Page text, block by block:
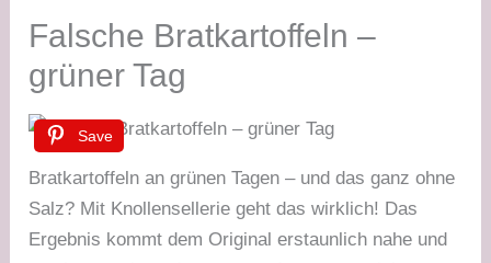
Falsche Bratkartoffeln –
grüner Tag
Save
Bratkartoffeln an grünen Tagen – und das ganz ohne
Salz? Mit Knollensellerie geht das wirklich! Das
Ergebnis kommt dem Original erstaunlich nahe und